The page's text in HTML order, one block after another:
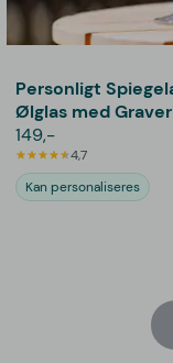
Personligt
Ølglas med
Bogstav, Navn &
149,-
4,7
Kan personaliseres